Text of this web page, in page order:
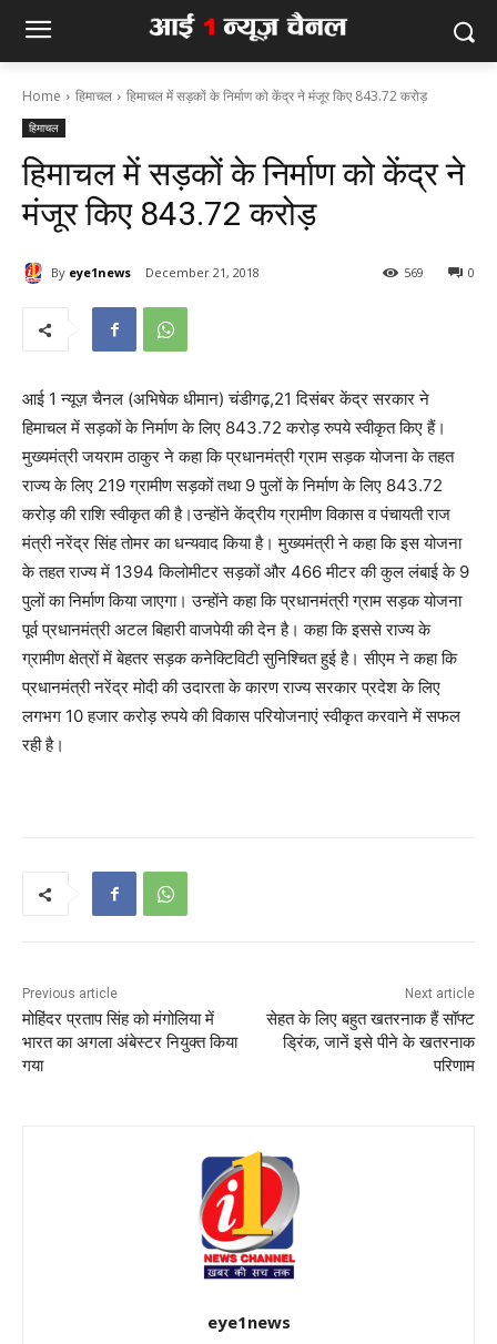
Home हिमाचल हिमाचल में सड़कों के निर्माण को केंद्र ने मंजूर किए 843.72 करोड़
हिमाचल
हिमाचल में सड़कों के निर्माण को केंद्र ने
मंजूर किए 843.72 करोड़
By eye1news December 21, 2018 0
569
आई 1 न्यूज़ चैनल (अभिषेक धीमान) चंडीगढ़,21 दिसंबर केंद्र सरकार ने
हिमाचल में सड़कों के निर्माण के लिए 843.72 करोड़ रुपये स्वीकृत किए हैं।
मुख्यमंत्री जयराम ठाकुर ने कहा कि प्रधानमंत्री ग्राम सड़क योजना के तहत
राज्य के लिए 219 ग्रामीण सड़कों तथा 9 पुलों के निर्माण के लिए 843.72
करोड़ की राशि स्वीकृत की है।उन्होंने केंद्रीय ग्रामीण विकास व पंचायती राज
मंत्री नरेंद्र सिंह तोमर का धन्यवाद किया है। मुख्यमंत्री ने कहा कि इस योजना
के तहत राज्य में 1394 किलोमीटर सड़कों और 466 मीटर की कुल लंबाई के 9
पुलों का निर्माण किया जाएगा। उन्होंने कहा कि प्रधानमंत्री ग्राम सड़क योजना
पूर्व प्रधानमंत्री अटल बिहारी वाजपेयी की देन है। कहा कि इससे राज्य के
ग्रामीण क्षेत्रों में बेहतर सड़क कनेक्टिविटी सुनिश्चित हुई है। सीएम ने कहा कि
प्रधानमंत्री नरेंद्र मोदी की उदारता के कारण राज्य सरकार प्रदेश के लिए
लगभग 10 हजार करोड़ रुपये की विकास परियोजनाएं स्वीकृत करवाने में सफल
रही है।
Previous article
मोहिंदर प्रताप सिंह को मंगोलिया में
भारत का अगला अंबेस्टर नियुक्त किया
गया
Next article
सेहत के लिए बहुत खतरनाक हैं सॉफ्ट
ड्रिंक, जानें इसे पीने के खतरनाक
परिणाम
eye1news